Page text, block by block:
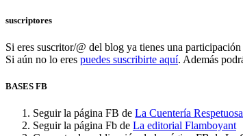
suscriptores
Si eres suscritor/@ del blog ya tienes una
Si aún no lo eres puedes suscribirte aquí. Además
BASES FB
Seguir la página FB de La Cuentería Respetuosa
Seguir la página Fb de La editorial Flamboyant